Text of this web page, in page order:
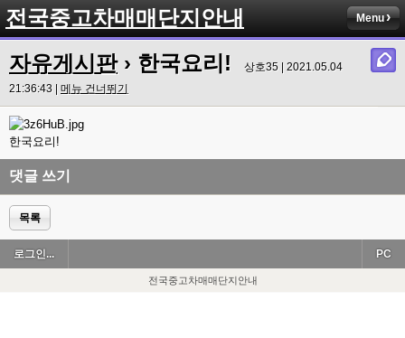
전국중고차매매단지안내 Menu
자유게시판› 한국요리!
상호35 | 2021.05.04
21:36:43 | 메뉴 건너뛰기
한국요리!
댓글 쓰기
목록
로그인... PC
전국중고차매매단지안내